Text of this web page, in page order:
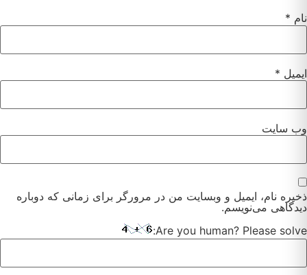
نام *
ایمیل *
وب‌ سایت
ذخیره نام، ایمیل و وبسایت من در مرورگر برای زمانی که دوباره
دیدگاهی می‌نویسم.
Are you human? Please solve: